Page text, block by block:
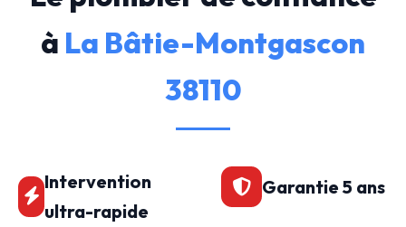
à La Bâtie-Montgascon
38110
Intervention
ultra-rapide
Garantie 5 ans